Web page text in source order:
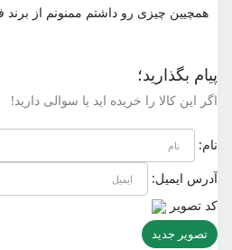
همچیین چیزی رو داشتم ممنونم از برند
پیام بگذارید؛
اگر این کالا را خریده اید یا سوالی دارید!
نام:
آدرس ایمیل:
کد تصویر
تصویر جدید